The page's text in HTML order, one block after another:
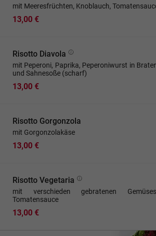
mit Meeresfrüchten, Knoblauch,
13,00 €
Risotto Diavola
mit Peperoni, Paprika, Peperoniwurst in
und Sahnesoße (scharf)
13,00 €
Risotto Gorgonzola
mit Gorgonzolakäse
13,00 €
Risotto Vegetaria
mit verschieden gebratenen
Tomatensauce
13,00 €